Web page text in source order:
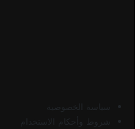
سياسة الخصوصية
شروط وأحكام الاستخدام